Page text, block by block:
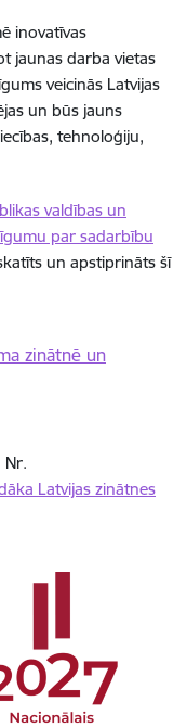
inovatīvas
jaunas darba vietas
veicinās Latvijas
un būs jauns
tehnoloģiju,
valdības un
par sadarbību
un apstiprināts šī
Nr.
Latvijas zinātnes